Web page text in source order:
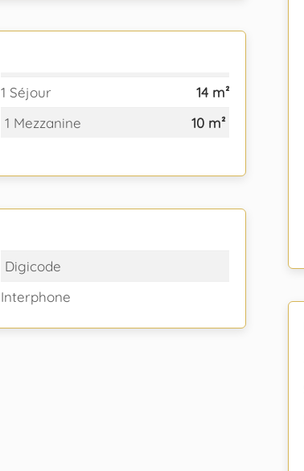
1 Séjour
14 m²
1 Mezzanine
10 m²
Digicode
Interphone